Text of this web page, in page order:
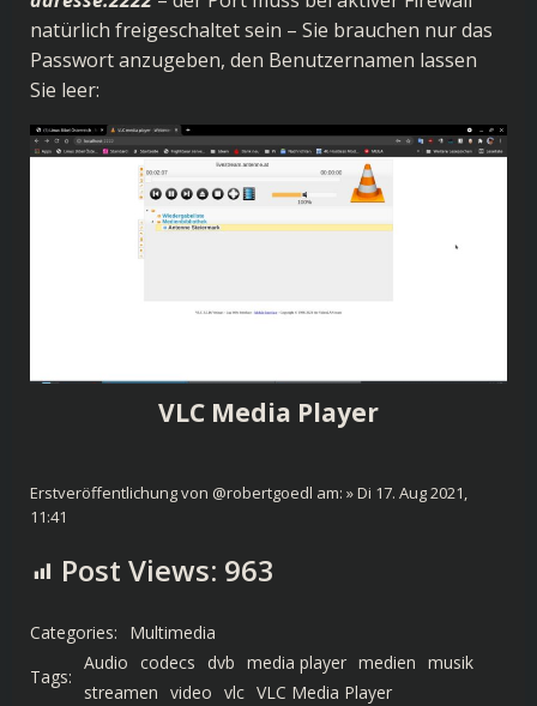
natürlich freigeschaltet sein – Sie brauchen nur das
Passwort anzugeben, den Benutzernamen lassen
Sie leer:
VLC Media Player
Erstveröffentlichung von @robertgoedl am: » Di 17. Aug 2021,
11:41
Post Views: 963
Categories:
Multimedia
Tags:
Audio codecs dvb media player medien musik
streamen video vlc VLC Media Player